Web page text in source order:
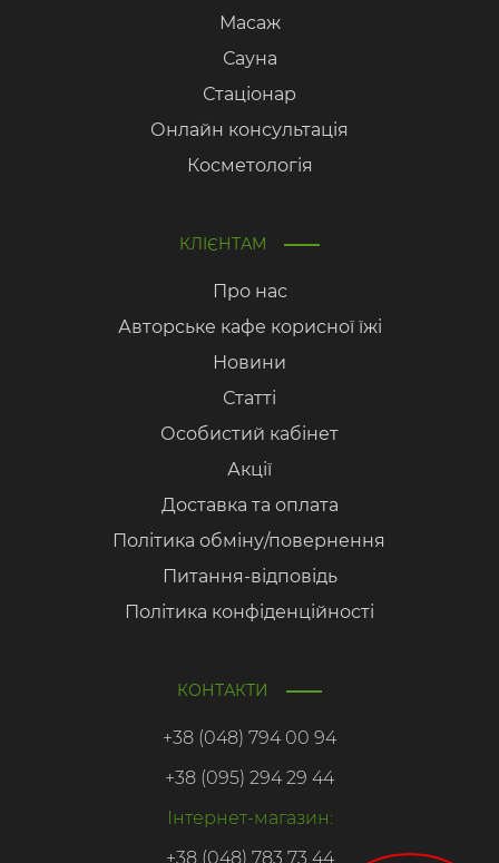
Масаж
Сауна
Стаціонар
Онлайн консультація
Косметологія
КЛІЄНТАМ
Про нас
Авторське кафе корисної їжі
Новини
Статті
Особистий кабінет
Акції
Доставка та оплата
Політика обміну/повернення
Питання-відповідь
Політика конфіденційності
КОНТАКТИ
+38 (048) 794 00 94
+38 (095) 294 29 44
Інтернет-магазин:
+38 (048) 783 73 44